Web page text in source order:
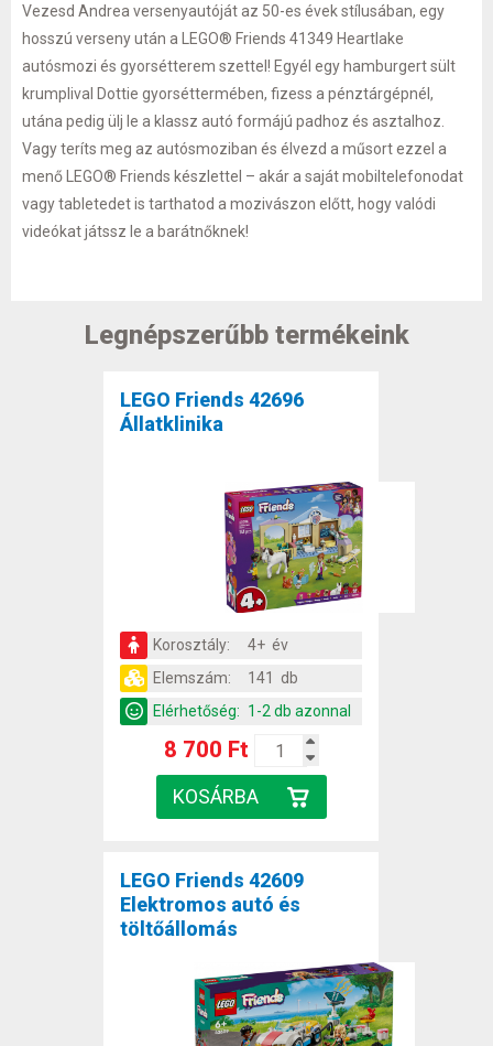
Vezesd Andrea versenyautóját az 50-es évek stílusában, egy
hosszú verseny után a LEGO® Friends 41349 Heartlake
autósmozi és gyorsétterem szettel! Egyél egy hamburgert sült
krumplival Dottie gyorséttermében, fizess a pénztárgépnél,
utána pedig ülj le a klassz autó formájú padhoz és asztalhoz.
Vagy teríts meg az autósmoziban és élvezd a műsort ezzel a
menő LEGO® Friends készlettel – akár a saját mobiltelefonodat
vagy tabletedet is tarthatod a mozivászon előtt, hogy valódi
videókat játssz le a barátnőknek!
Legnépszerűbb termékeink
LEGO Friends 42696
Állatklinika
Korosztály:
4+ év
Elemszám:
141 db
Elérhetőség: 1-2 db azonnal
8 700 Ft
LEGO Friends 42609
Elektromos autó és
töltőállomás